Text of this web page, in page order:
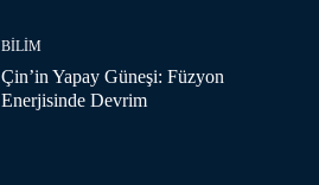
BILIM
Çin’in Yapay Güneşi: Füzyon
Enerjisinde Devrim